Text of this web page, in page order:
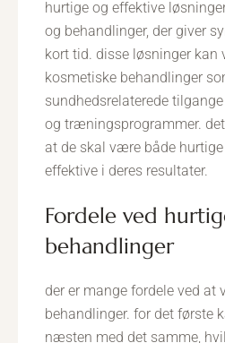
hurtige og effektive
og behandlinger, der giver
kort tid. disse løsninger kan
kosmetiske behandlinger
sundhedsrelaterede
og træningsprogrammer.
at de skal være både
effektive i deres resultater.
fordele ved hurtige
behandlinger
der er mange fordele ved at
behandlinger. for det første
næsten med det samme,